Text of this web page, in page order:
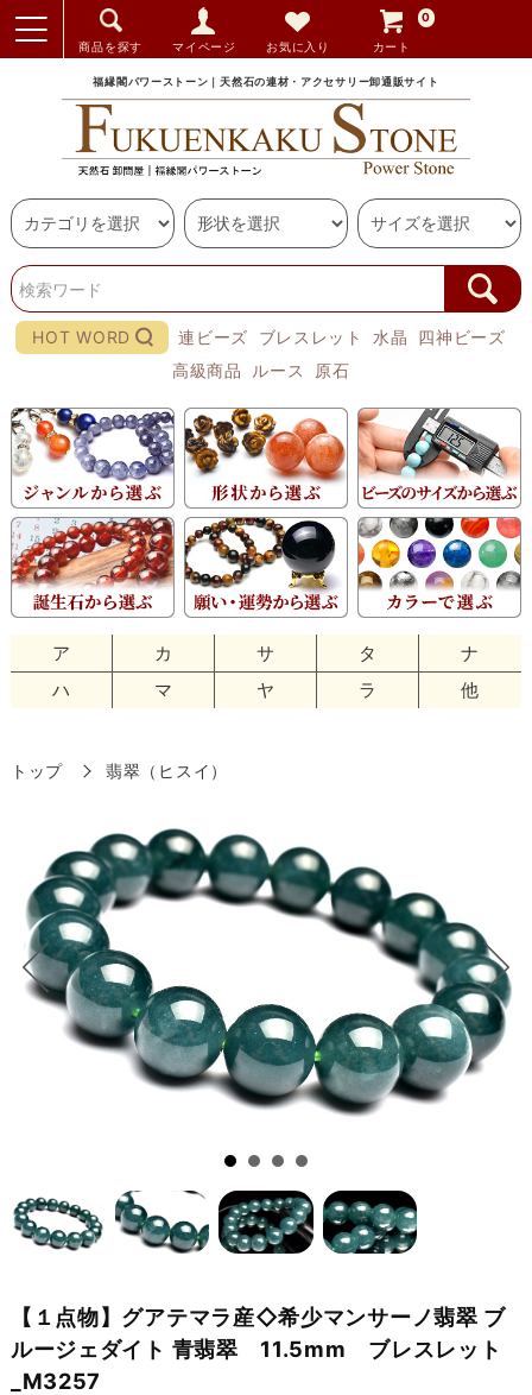
商品を探す マイページ お気に入り カート
0
福縁閣パワーストーン｜天然石の連材・アクセサリー卸通販サイト
HOT WORD 連ビーズ ブレスレット 水晶
四神ビーズ
高級商品
ルース 原石
ア カ サ タ
ナ
ハ
マ ヤ ラ 他
トップ 翡翠（ヒスイ）
【１点物】グアテマラ産◇希少マンサーノ翡翠 ブ
ルージェダイト 青翡翠 11.5mm ブレスレット
_M3257